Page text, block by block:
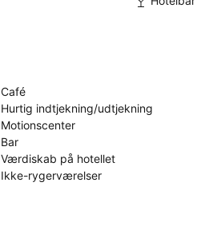
Café
Hurtig indtjekning/udtjekning
Motionscenter
Bar
Værdiskab på hotellet
Ikke-rygerværelser